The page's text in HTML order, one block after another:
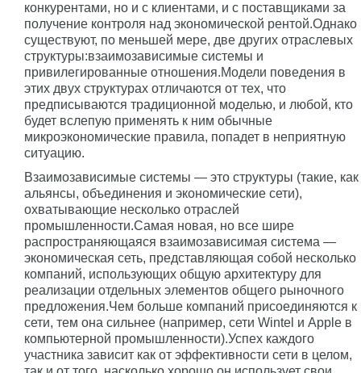
конкурентами, но и с клиентами, и с поставщиками за
получение контроля над экономической рентой.Однако
существуют, по меньшей мере, две других отраслевых
структуры:взаимозависимые системы и
привилегированные отношения.Модели поведения в
этих двух структурах отличаются от тех, что
предписываются традиционной моделью, и любой, кто
будет вслепую применять к ним обычные
микроэкономические правила, попадет в неприятную
ситуацию.
Взаимозависимые системы — это структуры (такие, как
альянсы, объединения и экономические сети),
охватывающие несколько отраслей
промышленности.Самая новая, но все шире
распространяющаяся взаимозависимая система —
экономическая сеть, представляющая собой несколько
компаний, использующих общую архитектуру для
реализации отдельных элементов общего рыночного
предложения.Чем больше компаний присоединяются к
сети, тем она сильнее (например, сети Wintel и Apple в
компьютерной промышленности).Успех каждого
участника зависит как от эффективности сети в целом,